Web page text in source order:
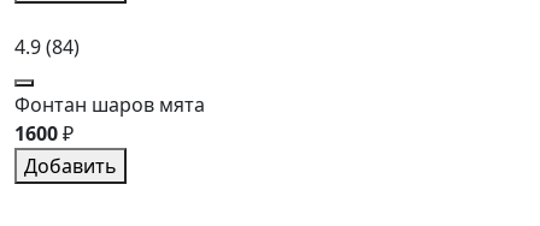
4.9(84)
Фонтан шаров мята
1600₽
Добавить